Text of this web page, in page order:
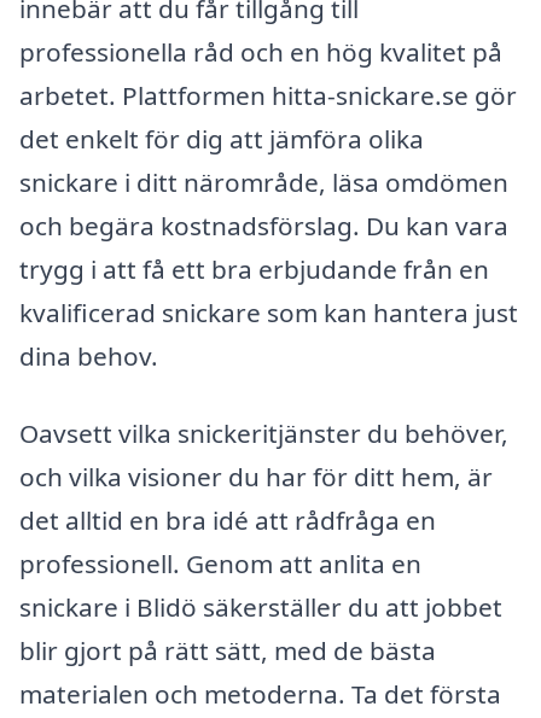
innebär att du får tillgång till
professionella råd och en hög kvalitet på
arbetet. Plattformen hitta-snickare.se gör
det enkelt för dig att jämföra olika
snickare i ditt närområde, läsa omdömen
och begära kostnadsförslag. Du kan vara
trygg i att få ett bra erbjudande från en
kvalificerad snickare som kan hantera just
dina behov.
Oavsett vilka snickeritjänster du behöver,
och vilka visioner du har för ditt hem, är
det alltid en bra idé att rådfråga en
professionell. Genom att anlita en
snickare i Blidö säkerställer du att jobbet
blir gjort på rätt sätt, med de bästa
materialen och metoderna. Ta det första